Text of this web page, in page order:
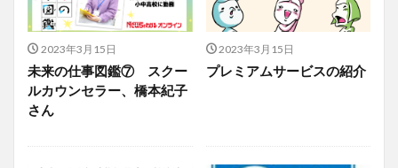
2023年3月15日
未来の仕事図鑑⑦ スクー
ルカウンセラー、橋本紀子
さん
2023年3月15日
プレミアムサービスの紹介